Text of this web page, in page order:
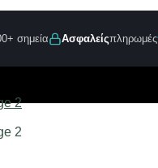
σημεία Ασφαλείςπληρωμές